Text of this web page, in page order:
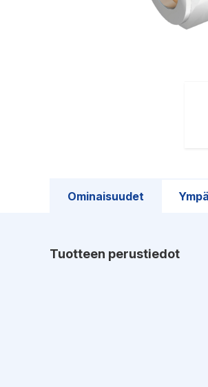
Ominaisuudet
Tuotteen perustiedot